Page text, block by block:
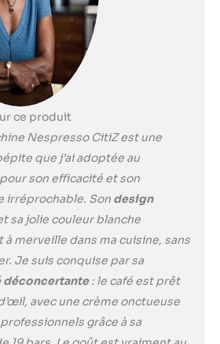
chaque cuisine
citadine Économie
d’énergie : la machine
à café s’éteint
automatiquement
après 9 minutes
d’inactivité Durabilité :
Les capsules
recyclables Toutes les
capsules en
aluminium collectées
par Nespresso sont
faite avec au moins
80% d'aluminium
recyclé
ce produit
Nespresso CitiZ est une
que j’ai adoptée au
son efficacité et son
irréprochable. Son design
sa jolie couleur blanche
à merveille dans ma cuisine, sans
Je suis conquise par sa
: le café est prêt
avec une crème onctueuse
grâce à sa